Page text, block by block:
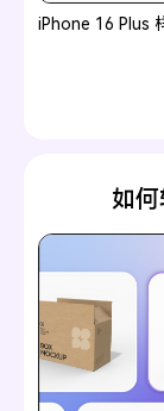
iPhone 16 Plus
如